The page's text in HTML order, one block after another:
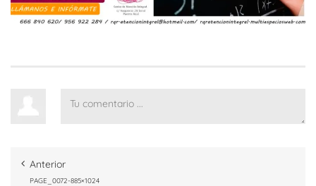
Anterior
PAGE_0072-885×1024